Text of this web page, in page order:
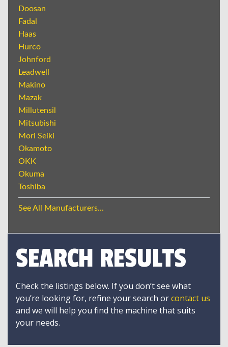
Doosan
Fadal
Haas
Hurco
Johnford
Leadwell
Makino
Mazak
Millutensil
Mitsubishi
Mori Seiki
Okamoto
OKK
Okuma
Toshiba
See All Manufacturers...
SEARCH RESULTS
Check the listings below. If you don’t see what
you’re looking for, refine your search orcontact us
and we will help you find the machine that suits
your needs.